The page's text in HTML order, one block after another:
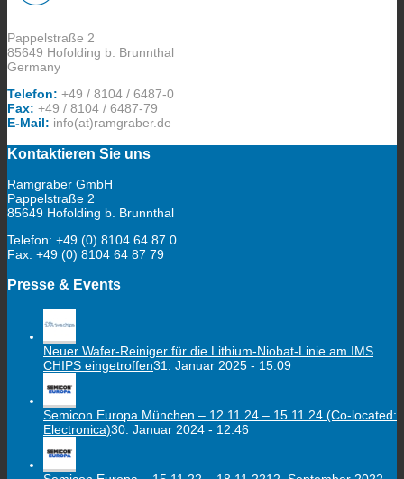
Pappelstraße 2
85649 Hofolding b. Brunnthal
Germany
Telefon: +49 / 8104 / 6487-0
Fax: +49 / 8104 / 6487-79
E-Mail: info(at)ramgraber.de
Kontaktieren Sie uns
Ramgraber GmbH
Pappelstraße 2
85649 Hofolding b. Brunnthal
Telefon: +49 (0) 8104 64 87 0
Fax: +49 (0) 8104 64 87 79
Presse & Events
Neuer Wafer-Reiniger für die Lithium-Niobat-Linie am IMS
CHIPS eingetroffen31. Januar 2025 - 15:09
Semicon Europa München – 12.11.24 – 15.11.24 (Co-located:
Electronica)30. Januar 2024 - 12:46